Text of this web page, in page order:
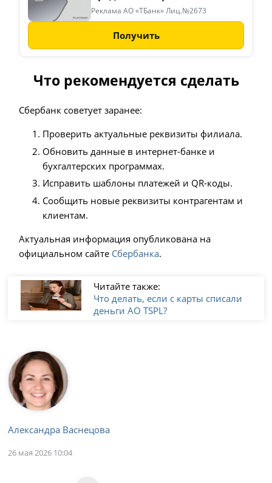
Реклама АО «ТБанк» Лиц.№2673
Получить
Что рекомендуется сделать
Сбербанк советует заранее:
Проверить актуальные реквизиты филиала.
Обновить данные в интернет-банке и
бухгалтерских программах.
Исправить шаблоны платежей и QR-коды.
Сообщить новые реквизиты контрагентам и
клиентам.
Актуальная информация опубликована на
официальном сайте Сбербанка.
Читайте также:
Что делать, если с карты списали
деньги AO TSPL?
Александра Васнецова
26 мая 2026 10:04